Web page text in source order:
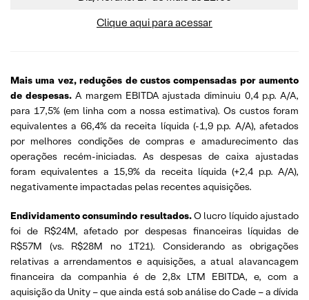
Clique aqui para acessar
Mais uma vez, reduções de custos compensadas por aumento
de despesas.A margem EBITDA ajustada diminuiu 0,4 p.p. A/A,
para 17,5% (em linha com a nossa estimativa). Os custos foram
equivalentes a 66,4% da receita líquida (-1,9 p.p. A/A), afetados
por melhores condições de compras e amadurecimento das
operações recém-iniciadas. As despesas de caixa ajustadas
foram equivalentes a 15,9% da receita líquida (+2,4 p.p. A/A),
negativamente impactadas pelas recentes aquisições.
Endividamento consumindo resultados.O lucro líquido ajustado
foi de R$24M, afetado por despesas financeiras líquidas de
R$57M (vs. R$28M no 1T21). Considerando as obrigações
relativas a arrendamentos e aquisições, a atual alavancagem
financeira da companhia é de 2,8x LTM EBITDA, e, com a
aquisição da Unity – que ainda está sob análise do Cade – a dívida